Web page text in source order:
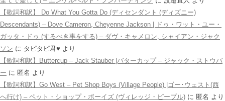
【歌詞和訳】 Do What You Gotta Do (ディセンダント (ディズニー)
Descendants) – Dove Cameron, Cheyenne Jackson | ドゥ・ワット・ユー・
ガッタ・ドゥ (するべき事をする) – ダヴ・キャメロン, シャイアン・ジャク
ソン に タピタピ君♥️ より
【歌詞和訳】Buttercup – Jack Stauber |バターカップ – ジャック・ストウバ
ー に 匿名 より
【歌詞和訳】Go West – Pet Shop Boys (Village People) |ゴー･ウェスト(西
へ行け) – ペット・ショップ・ボーイズ (ヴィレッジ・ピープル) に 匿名 より